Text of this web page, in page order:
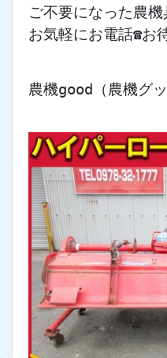
ご不要になった農
お気軽にお電話☎お
農機good（農機グ